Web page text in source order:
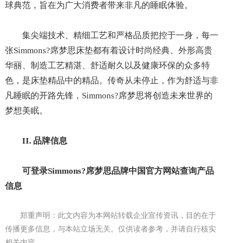
球典范，旨在为广大消费者带来非凡的睡眠体验。
集尖端技术、精细工艺和严格品质把控于一身，每一
张Simmons?席梦思床垫都有着设计时尚经典、外形高贵
华丽、制造工艺精湛、舒适耐久以及健康环保的众多特
色，是床垫精品中的精品。传奇从未停止，作为舒适与非
凡睡眠的开路先锋，Simmons?席梦思将创造未来世界的
梦想美眠。
II. 品牌信息
可登录Simmons?席梦思品牌中国官方网站查询产品
信息
郑重声明：此文内容为本网站转载企业宣传资讯，目的在于
传播更多信息，与本站立场无关。仅供读者参考，并请自行核实